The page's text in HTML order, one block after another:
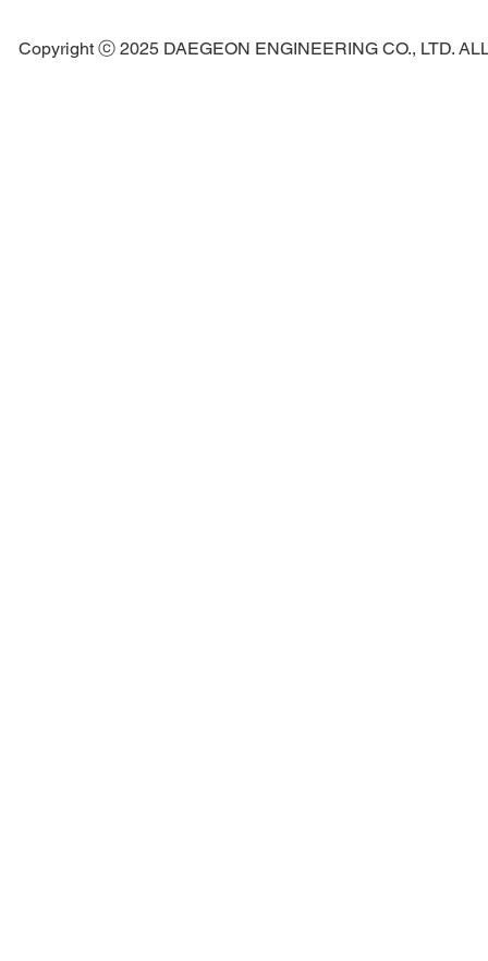
Copyright ⓒ 2025 DAEGEON ENGINEERING CO., LTD.